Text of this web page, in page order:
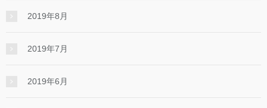
2019年8月
2019年7月
2019年6月